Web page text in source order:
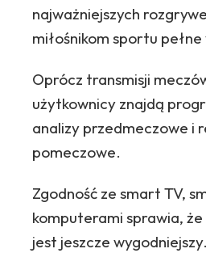
najważniejszych
miłośnikom sportu
Oprócz transmisji
użytkownicy znajdą
analizy przedmeczowe i
pomeczowe.
Zgodność ze smart TV,
komputerami sprawia,
jest jeszcze wygodniejszy.